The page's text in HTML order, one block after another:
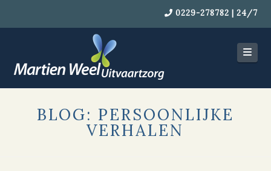
0229-278782 | 24/7
BLOG: PERSOONLIJKE
VERHALEN